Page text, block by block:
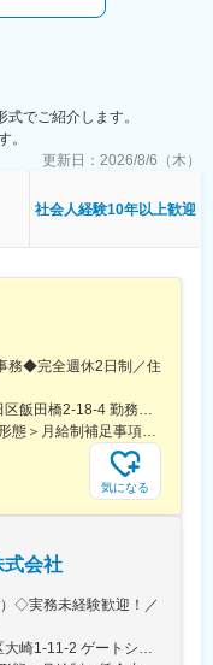
、約1,600社との取引実
、社員一人ひとりが長く
容器や製造工程に関する
は各営業に大きく任され
が可能です。
いるため、ノウハウ共有
力しながら成果を追う文
常生活の中で実感できる
商品コンセプトや販売戦
も多く、「もっと売れる
い」「環境対応を進めた
提案ができます。
談を通じて、顧客課題を
ます。
トなど幅広い観点から提
携わる機会があり、お客
を磨くことができます。
でご紹介します。
。
更新日： 2026/8/6（木）
社会人経験10年以上歓迎
務◆完全週休2日制／住
＜勤務地詳細＞本社住所：東京都千代田区飯田橋2-18-4 勤務地最寄駅：中央本線／水道橋駅受動喫煙対策：屋内全面禁煙変更の範囲：会社の定める事業所（リモートワーク含む）
＜予定年収＞450万円～800万円＜賃金形態＞月給制補足事項なし＜賃金内訳＞月額（基本給）：249,000円～475,000円その他固定手当/月：25,000円～45,000円＜月給＞274,000円～520,000円＜昇給有無＞有＜残業手当＞有＜給与補足＞※経験、能力、年齢などを考慮の上、規定により決定賃金はあくまでも目安の金額であり、選考を通じて上下する可能性があります。月給(月額)は固定手当を含めた表記です。
気になる
式会社
◇実務未経験歓迎！／
＜勤務地詳細＞本社住所：東京都品川区大崎1-11-2 ゲートシティ大崎イーストタワー22Ｆ勤務地最寄駅：JR山手線／大崎駅受動喫煙対策：屋内全面禁煙変更の範囲：会社の定める事業所（リモートワーク含む）